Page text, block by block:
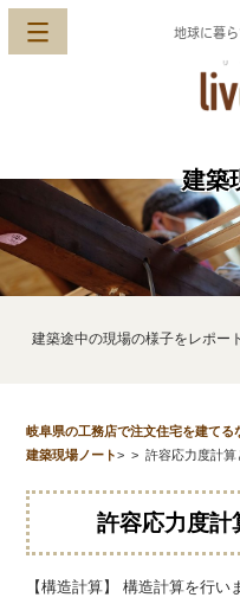
地球に暮ら
建築
建築途中の現場の様子をレポー
岐阜県の工務店で注文住宅を建て
建築現場ノート> > 許容応力度計
許容応力度計
【構造計算】 構造計算を行い